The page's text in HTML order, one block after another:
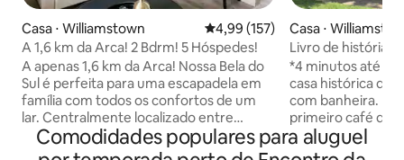
Casa ⋅ Williamstown 4,99 de uma avaliação média de
4,99 (157)
A 1,6 km da Arca! 2 Bdrm! 5 Hóspedes!
A apenas 1,6 km da Arca! Nossa Bela do
Sul é perfeita para uma escapadela em
família com todos os confortos de um
lar. Centralmente localizado entre
Cincinnati e Lexington, é o local ideal
para planejar uma viagem de um dia em
Casa ⋅
Livro de histórias
convidativo!
*4 minutos até a
casa histórica de
com banheira.
primeiro café da
Familiar de
os hotéis não
Comodidades populares para aluguel